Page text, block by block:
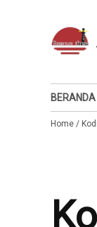
BERANDA
Home /